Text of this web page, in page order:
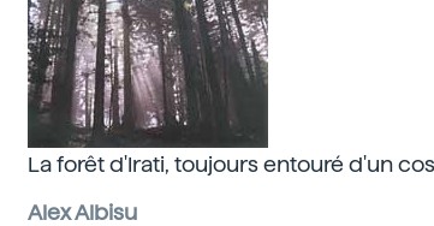
La forêt d'Irati, toujours entouré d'un
Alex Albisu